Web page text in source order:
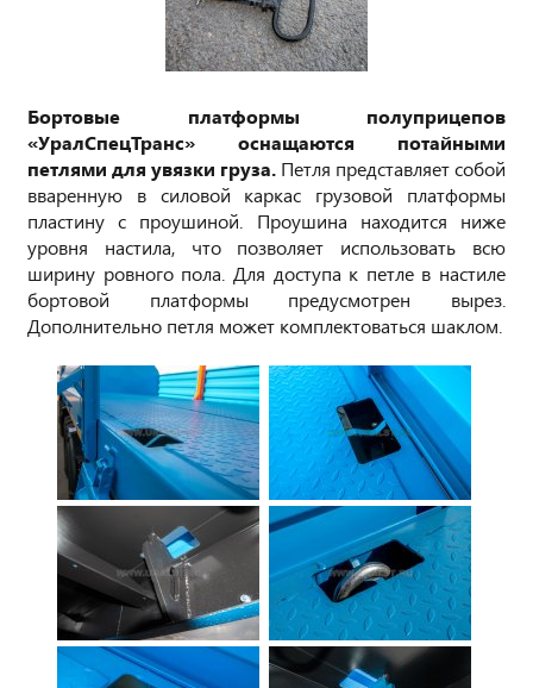
Бортовые платформы полуприцепов
«УралСпецТранс» оснащаются потайными
петлями для увязки груза. Петля представляет собой
вваренную в силовой каркас грузовой платформы
пластину с проушиной. Проушина находится ниже
уровня настила, что позволяет использовать всю
ширину ровного пола. Для доступа к петле в настиле
бортовой платформы предусмотрен вырез.
Дополнительно петля может комплектоваться шаклом.